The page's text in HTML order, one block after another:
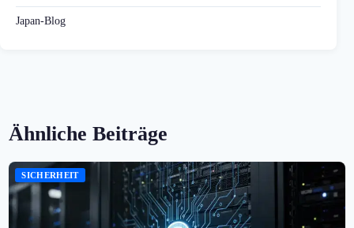
Japan-Blog
Ähnliche Beiträge
SICHERHEIT